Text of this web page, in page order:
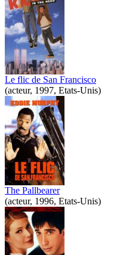
Le flic de San Francisco
(acteur, 1997, Etats-Unis)
The Pallbearer
(acteur, 1996, Etats-Unis)